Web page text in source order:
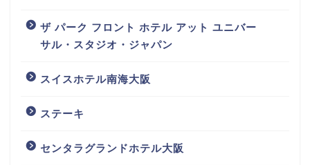
ザ パーク フロント ホテル アット ユニバー
サル・スタジオ・ジャパン
スイスホテル南海大阪
ステーキ
センタラグランドホテル大阪